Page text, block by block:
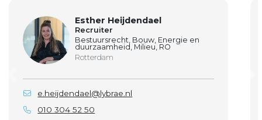
Esther Heijdendael
Recruiter
Bestuursrecht, Bouw, Energie en
duurzaamheid, Milieu, RO
Rotterdam
e.heijdendael@lybrae.nl
010 304 52 50